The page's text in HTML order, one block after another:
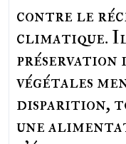
contre le
climatique.
préservation
végétales
disparition,
une